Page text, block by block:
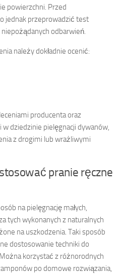
powierzchni. Przed
jednak przeprowadzić test
odbarwień.
należy dokładnie ocenić:
producenta oraz
dziedzinie pielęgnacji dywanów,
z drogimi lub wrażliwymi
pranie ręczne
na pielęgnację małych,
tych wykonanych z naturalnych
na uszkodzenia. Taki sposób
dostosowanie techniki do
korzystać z różnorodnych
po domowe rozwiązania,